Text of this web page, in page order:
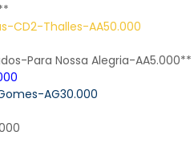
CD2-Thalles-AA50.000
Para Nossa Alegria-AA5.000**
AG30.000